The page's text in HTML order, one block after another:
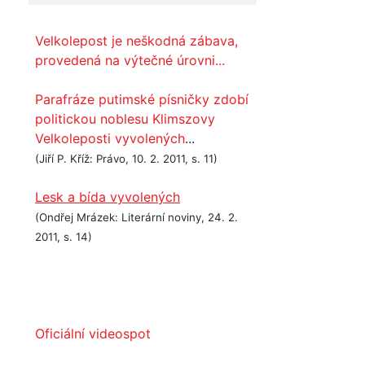
Velkolepost je neškodná zábava,
provedená na výtečné úrovni...
Parafráze putimské písničky zdobí
politickou noblesu Klimszovy
Velkoleposti vyvolených...
(Jiří P. Kříž: Právo, 10. 2. 2011, s. 11)
Lesk a bída vyvolených
(Ondřej Mrázek: Literární noviny, 24. 2.
2011, s. 14)
Oficiální videospot